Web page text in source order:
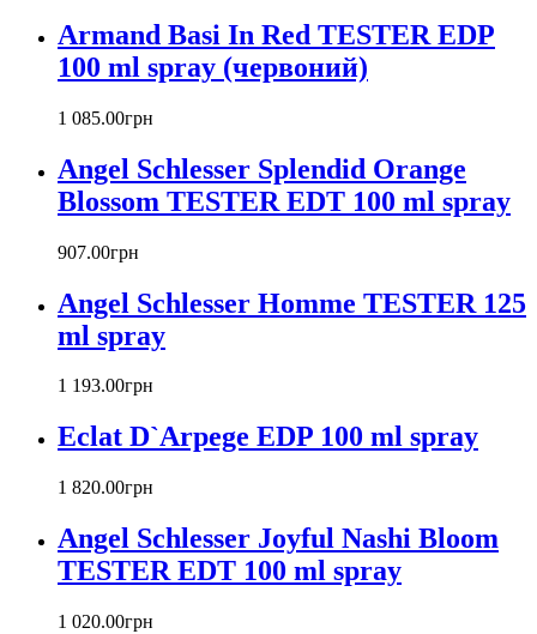
Biotherm
Blumarine
Bottega Veneta
Bourjois
Britney Spears
Burberry
Byblos
Byredo
Cacharel
Calvin Klein
Carla Fracci
Carolina Herrera
Cartier
Chanel
Chevignon
Armand Basi In Red TESTER EDP
100 ml spray (червоний)
1 085.00грн
Angel Schlesser Splendid Orange
Blossom TESTER EDT 100 ml spray
907.00грн
Angel Schlesser Homme TESTER 125
ml spray
1 193.00грн
Eclat D`Arpege EDP 100 ml spray
1 820.00грн
Angel Schlesser Joyful Nashi Bloom
TESTER EDT 100 ml spray
1 020.00грн